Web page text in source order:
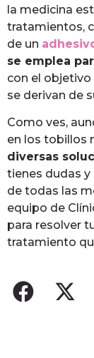
la medicina
tratamientos,
de un
se emplea
con el
se derivan de
Como ves,
en los tobillos
diversas
tienes dudas y
de todas las
equipo de
para resolver
tratamiento